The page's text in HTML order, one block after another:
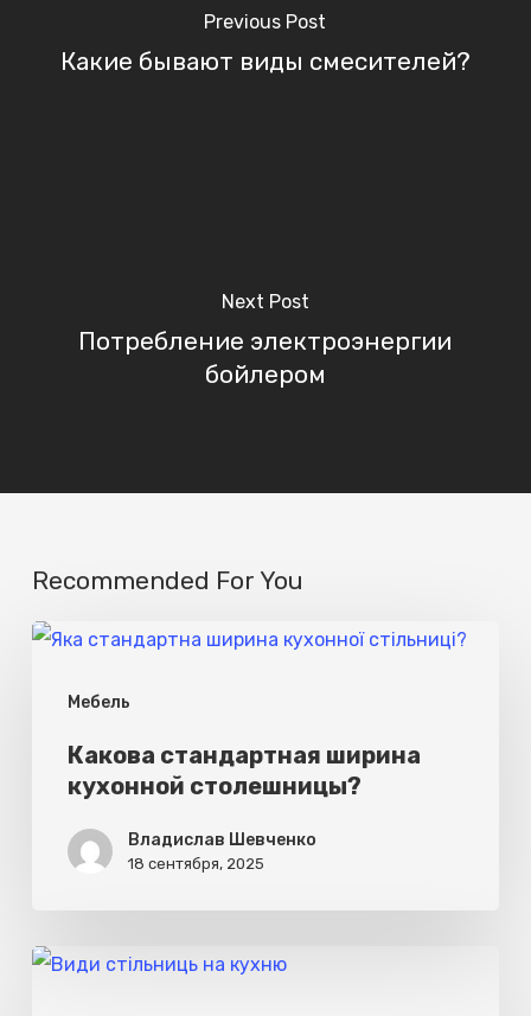
Previous Post
Какие бывают виды смесителей?
Next Post
Потребление электроэнергии
бойлером
Recommended For You
Мебель
Какова
ширина
кухонной
столешницы?
Какова стандартная ширина
кухонной столешницы?
Владислав Шевченко
18 сентября, 2025
Виды